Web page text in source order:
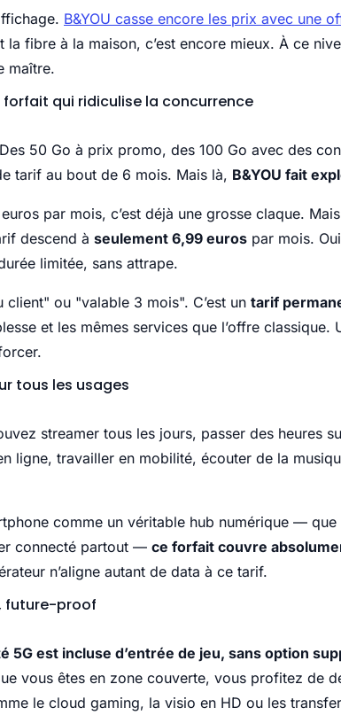
B&YOU casse encore les prix avec une
la fibre à la maison, c’est encore mieux. À ce
maître.
qui ridiculise la concurrence
50 Go à prix promo, des 100 Go avec des
tarif au bout de 6 mois. Mais là, B&YOU fait
par mois, c’est déjà une grosse claque.
descend à seulement 6,99 euros par mois.
limitée, sans attrape.
client" ou "valable 3 mois". C’est un tarif
et les mêmes services que l’offre classique.
tous les usages
streamer tous les jours, passer des heures
ligne, travailler en mobilité, écouter de la
comme un véritable hub numérique —
connecté partout — ce forfait couvre
n’aligne autant de data à ce tarif.
future-proof
5G est incluse d’entrée de jeu, sans option
vous êtes en zone couverte, vous profitez de
le cloud gaming, la visio en HD ou les